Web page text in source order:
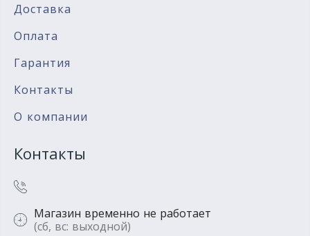
Доставка
Оплата
Гарантия
Контакты
О компании
Контакты
Магазин временно не работает
(сб, вс: выходной)